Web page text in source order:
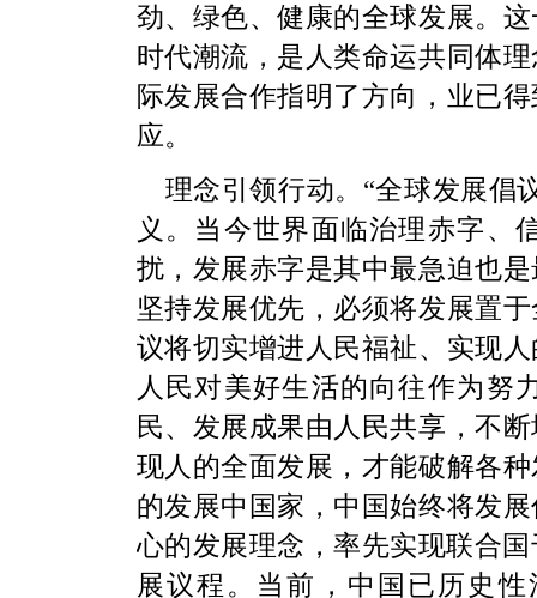
劲、绿色、健康的全球发展。
时代潮流，是人类命运共同体
际发展合作指明了方向，业已
应。
理念引领行动。“全球发展倡
义。当今世界面临治理赤字、
扰，发展赤字是其中最急迫也
坚持发展优先，必须将发展置
议将切实增进人民福祉、实现
人民对美好生活的向往作为努
民、发展成果由人民共享，不
现人的全面发展，才能破解各
的发展中国家，中国始终将发
心的发展理念，率先实现联合
展议程。当前，中国已历史